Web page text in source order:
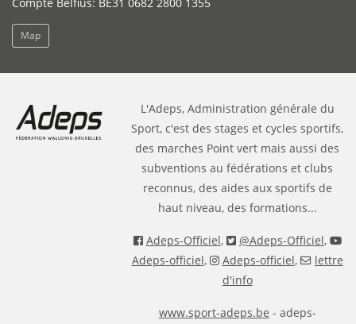
Compte Belfius: BE31 0682 2800 1355
Map
L'Adeps, Administration générale du
Sport, c'est des stages et cycles sportifs,
des marches Point vert mais aussi des
subventions au fédérations et clubs
reconnus, des aides aux sportifs de
haut niveau, des formations...
Adeps-Officiel, @Adeps-Officiel,
Adeps-officiel, Adeps-officiel,
lettre
d'info
www.sport-adeps.be - adeps-